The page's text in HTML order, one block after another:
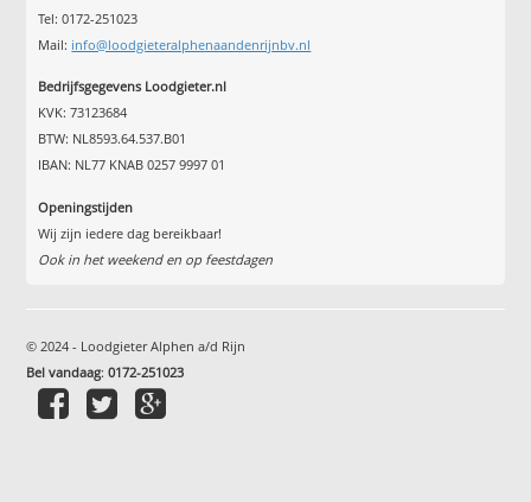
Tel: 0172-251023
Mail: info@loodgieteralphenaandenrijnbv.nl
Bedrijfsgegevens Loodgieter.nl
KVK: 73123684
BTW: NL8593.64.537.B01
IBAN: NL77 KNAB 0257 9997 01
Openingstijden
Wij zijn iedere dag bereikbaar!
Ook in het weekend en op feestdagen
© 2024 - Loodgieter Alphen a/d Rijn
Bel vandaag:0172-251023